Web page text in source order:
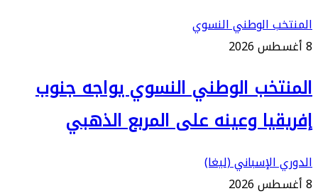
المنتخب الوطني النسوي
8 أغسطس 2026
المنتخب الوطني النسوي يواجه جنوب
إفريقيا وعينه على المربع الذهبي
الدوري الإسباني (ليغا)
8 أغسطس 2026